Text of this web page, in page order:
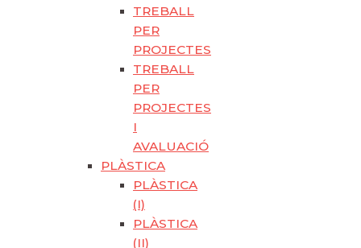
TREBALL
PER
PROJECTES
TREBALL
PER
PROJECTES
I
AVALUACIÓ
PLÀSTICA
PLÀSTICA
(I)
PLÀSTICA
(II)